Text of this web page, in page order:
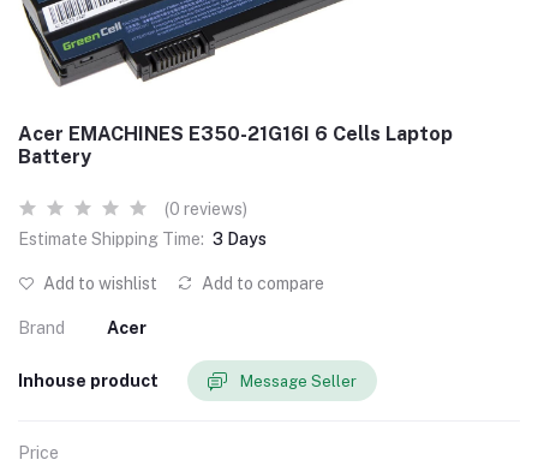
Acer EMACHINES E350-21G16I 6 Cells Laptop
Battery
(0 reviews)
Estimate Shipping Time: 3 Days
Add to wishlist Add to compare
Brand Acer
Inhouse product Message Seller
Price